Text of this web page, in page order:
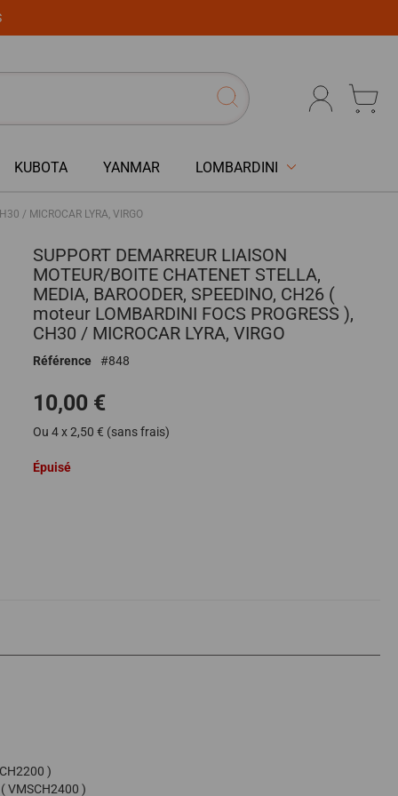
KUBOTA YANMAR LOMBARDINI
/ MICROCAR LYRA, VIRGO
SUPPORT DEMARREUR LIAISON
MOTEUR/BOITE CHATENET STELLA,
MEDIA, BAROODER, SPEEDINO, CH26 (
moteur LOMBARDINI FOCS PROGRESS ),
CH30 / MICROCAR LYRA, VIRGO
Référence 848
10,00 €
Ou 4 x 2,50 € (sans frais)
Épuisé
)
VMSCH2400 )